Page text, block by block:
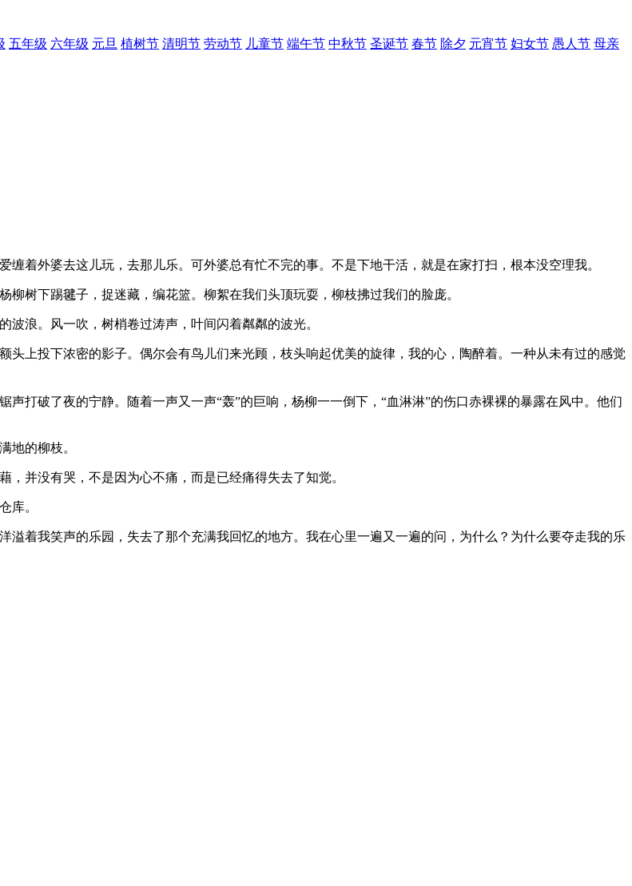
五年级 六年级 元旦 植树节 清明节 劳动节 儿童节 端午节 中秋节 圣诞节 春节 除夕 元宵节 妇女节 愚人节 母亲
着外婆去这儿玩，去那儿乐。可外婆总有忙不完的事。不是下地干活，就是在家打扫，根本没空理我。
树下踢毽子，捉迷藏，编花篮。柳絮在我们头顶玩耍，柳枝拂过我们的脸庞。
浪。风一吹，树梢卷过涛声，叶间闪着粼粼的波光。
上投下浓密的影子。偶尔会有鸟儿们来光顾，枝头响起优美的旋律，我的心，陶醉着。一种从未有过的感觉
打破了夜的宁静。随着一声又一声“轰”的巨响，杨柳一一倒下，“血淋淋”的伤口赤裸裸的暴露在风中。他们
地的柳枝。
并没有哭，不是因为心不痛，而是已经痛得失去了知觉。
库。
着我笑声的乐园，失去了那个充满我回忆的地方。我在心里一遍又一遍的问，为什么？为什么要夺走我的乐